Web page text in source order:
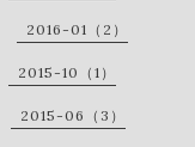
2016-01（2）
2015-10（1）
2015-06（3）